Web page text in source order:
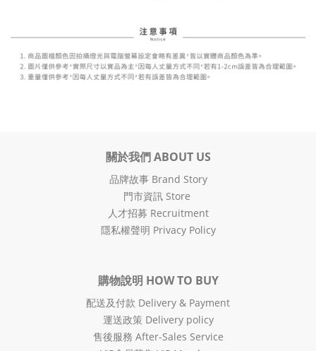
關於我們 ABOUT US
品牌故事 Brand Story
門市資訊 Store
人才招募 Recruitment
隱私權聲明 Privacy Policy
購物說明 HOW TO BUY
配送及付款 Delivery & Payment
運送政策 Delivery policy
售後服務 After-Sales Service